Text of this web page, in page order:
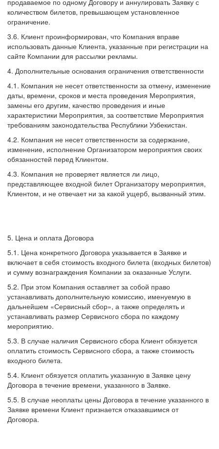
продаваемое по одному Договору и аннулировать Заявку с
количеством билетов, превышающем установленное
ограничение.
3.6. Клиент проинформирован, что Компания вправе
использовать данные Клиента, указанные при регистрации на
сайте Компании для рассылки рекламы.
4. Дополнительные основания ограничения ответственности
4.1. Компания не несет ответственности за отмену, изменение
даты, времени, сроков и места проведения Мероприятия,
замены его другим, качество проведения и иные
характеристики Мероприятия, за соответствие Мероприятия
требованиям законодательства Республики Узбекистан.
4.2. Компания не несет ответственности за содержание,
изменение, исполнение Организатором мероприятия своих
обязанностей перед Клиентом.
4.3. Компания не проверяет является ли лицо,
представляющее входной билет Организатору мероприятия,
Клиентом, и не отвечает ни за какой ущерб, вызванный этим.
5. Цена и оплата Договора
5.1. Цена конкретного Договора указывается в Заявке и
включает в себя стоимость входного билета (входных билетов)
и сумму вознаграждения Компании за оказанные Услуги.
5.2. При этом Компания оставляет за собой право
устанавливать дополнительную комиссию, именуемую в
дальнейшем «Сервисный сбор», а также определять и
устанавливать размер Сервисного сбора по каждому
мероприятию.
5.3. В случае наличия Сервисного сбора Клиент обязуется
оплатить стоимость Сервисного сбора, а также стоимость
входного билета.
5.4. Клиент обязуется оплатить указанную в Заявке цену
Договора в течение времени, указанного в Заявке.
5.5. В случае неоплаты цены Договора в течение указанного в
Заявке времени Клиент признается отказавшимся от
Договора.